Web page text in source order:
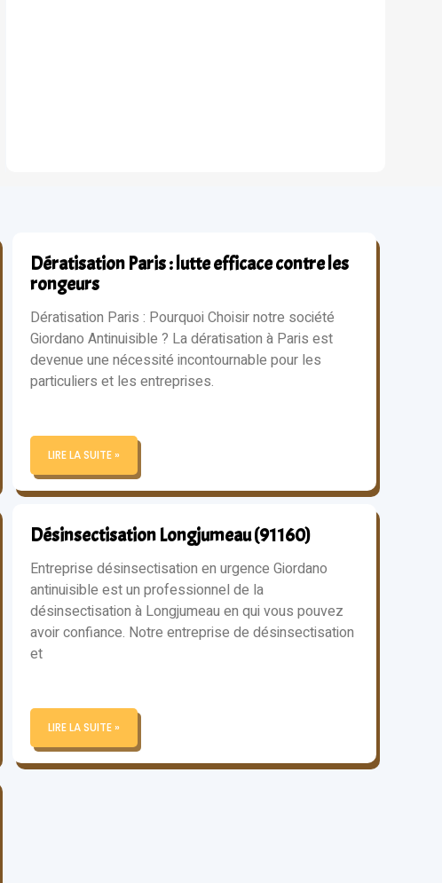
Dératisation Paris : lutte efficace contre les
rongeurs
Dératisation Paris : Pourquoi Choisir notre société
Giordano Antinuisible ? La dératisation à Paris est
devenue une nécessité incontournable pour les
particuliers et les entreprises.
LIRE LA SUITE »
Désinsectisation Longjumeau (91160)
Entreprise désinsectisation en urgence Giordano
antinuisible est un professionnel de la
désinsectisation à Longjumeau en qui vous pouvez
avoir confiance. Notre entreprise de désinsectisation
et
LIRE LA SUITE »